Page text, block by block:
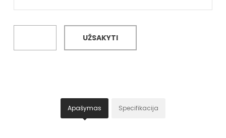
UŽSAKYTI
Apašymas Specifikacija